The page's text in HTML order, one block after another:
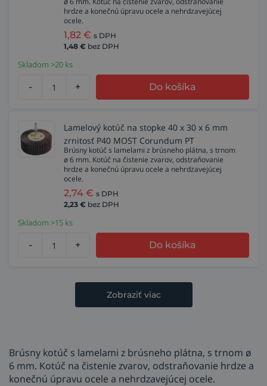
hrdze a konečnú úpravu ocele a nehrdzavejúcej
ocele.
1,82 € s DPH
1,48 € bez DPH
Skladom >20 ks
- + Do košíka
Lamelový kotúč na stopke 40 x 30 x 6 mm
zrnitosť P40 MOST Corundum PT
Brúsny kotúč s lamelami z brúsneho plátna, s trnom
ø 6 mm. Kotúč na čistenie zvarov, odstraňovanie
hrdze a konečnú úpravu ocele a nehrdzavejúcej
ocele.
2,74 € s DPH
2,23 € bez DPH
Skladom >15 ks
- + Do košíka
Zobraziť viac
Brúsny kotúč s lamelami z brúsneho plátna, s trnom ø
6 mm. Kotúč na čistenie zvarov, odstraňovanie hrdze a
konečnú úpravu ocele a nehrdzavejúcej ocele.